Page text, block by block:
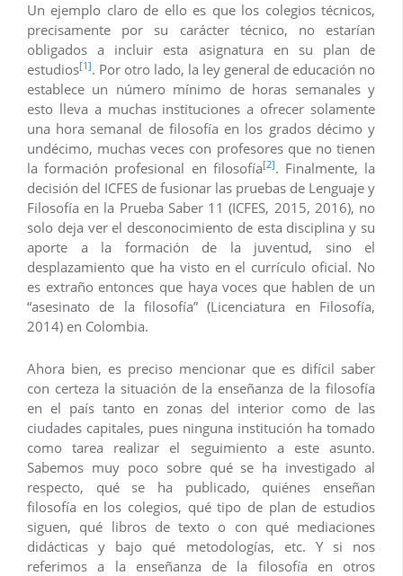
Un ejemplo claro de ello es que los colegios técnicos,
precisamente por su carácter técnico, no estarían
obligados a incluir esta asignatura en su plan de
estudios[1]. Por otro lado, la ley general de educación no
establece un número mínimo de horas semanales y
esto lleva a muchas instituciones a ofrecer solamente
una hora semanal de filosofía en los grados décimo y
undécimo, muchas veces con profesores que no tienen
la formación profesional en filosofía[2]. Finalmente, la
decisión del ICFES de fusionar las pruebas de Lenguaje y
Filosofía en la Prueba Saber 11 (ICFES, 2015, 2016), no
solo deja ver el desconocimiento de esta disciplina y su
aporte a la formación de la juventud, sino el
desplazamiento que ha visto en el currículo oficial. No
es extraño entonces que haya voces que hablen de un
“asesinato de la filosofía” (Licenciatura en Filosofía,
2014) en Colombia.
Ahora bien, es preciso mencionar que es difícil saber
con certeza la situación de la enseñanza de la filosofía
en el país tanto en zonas del interior como de las
ciudades capitales, pues ninguna institución ha tomado
como tarea realizar el seguimiento a este asunto.
Sabemos muy poco sobre qué se ha investigado al
respecto, qué se ha publicado, quiénes enseñan
filosofía en los colegios, qué tipo de plan de estudios
siguen, qué libros de texto o con qué mediaciones
didácticas y bajo qué metodologías, etc. Y si nos
referimos a la enseñanza de la filosofía en otros